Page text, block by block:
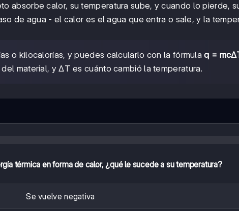
absorbe calor, su temperatura sube, y cuando lo pierde,
de agua - el calor es el agua que entra o sale, y la
o kilocalorías, y puedes calcularlo con la fórmulaq =
material, y ΔT es cuánto cambió la temperatura.
térmica en forma de calor, ¿qué le sucede a su temperatura?
Se vuelve negativa